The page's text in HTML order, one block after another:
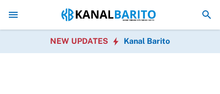
Kaji Tiru ke Kulon Progo, Pemkab Barito Utara Perkuat
NEW UPDATES Kanal Barito